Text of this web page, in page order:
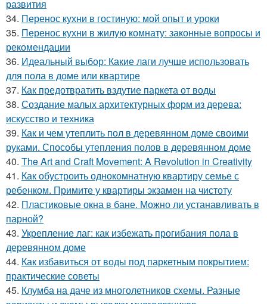
развития
34. Перенос кухни в гостиную: мой опыт и уроки
35. Перенос кухни в жилую комнату: законные вопросы и
рекомендации
36. Идеальный выбор: Какие лаги лучше использовать
для пола в доме или квартире
37. Как предотвратить вздутие паркета от воды
38. Создание малых архитектурных форм из дерева:
искусство и техника
39. Как и чем утеплить пол в деревянном доме своими
руками. Способы утепления полов в деревянном доме
40. The Art and Craft Movement: A Revolution in Creativity
41. Как обустроить однокомнатную квартиру семье с
ребенком. Примите у квартиры экзамен на чистоту
42. Пластиковые окна в бане. Можно ли устанавливать в
парной?
43. Укрепление лаг: как избежать прогибания пола в
деревянном доме
44. Как избавиться от воды под паркетным покрытием:
практические советы
45. Клумба на даче из многолетников схемы. Разные